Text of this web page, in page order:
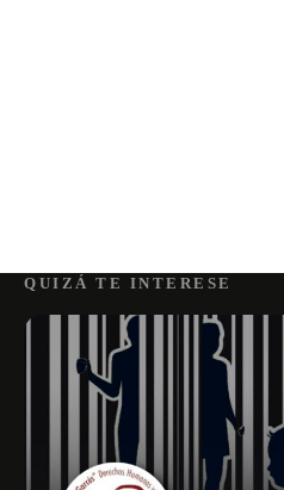
QUIZÁ TE INTERESE